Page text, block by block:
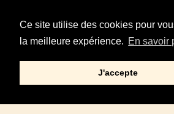
Ce site utilise des cookies pour
la meilleure expérience. En savoir
J'accepte
Devenir revendeur Points de Vente
Mentions légales
© 2002,2021 – PRINCE AUGUST, TOUS